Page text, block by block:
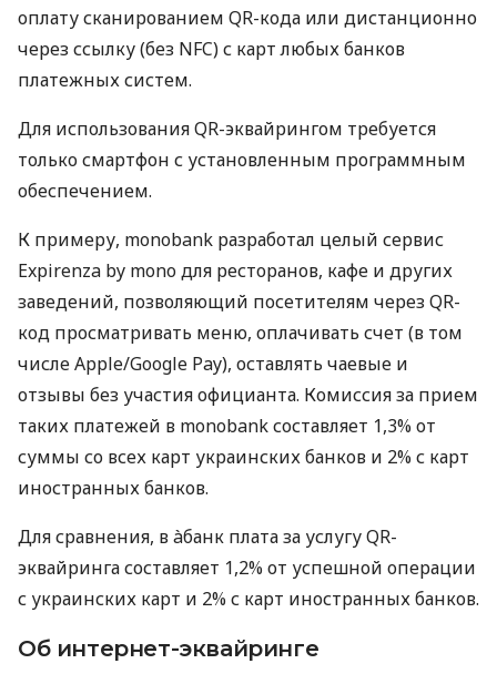
оплату сканированием QR-кода или дистанционно
через ссылку (без NFC) с карт любых банков
платежных систем.
Для использования QR-эквайрингом требуется
только смартфон с установленным программным
обеспечением.
К примеру, monobank разработал целый сервис
Expirenza by mono для ресторанов, кафе и других
заведений, позволяющий посетителям через QR-
код просматривать меню, оплачивать счет (в том
числе Apple/Google Pay), оставлять чаевые и
отзывы без участия официанта. Комиссия за прием
таких платежей в monobank составляет 1,3% от
суммы со всех карт украинских банков и 2% с карт
иностранных банков.
Для сравнения, в àбанк плата за услугу QR-
эквайринга составляет 1,2% от успешной операции
с украинских карт и 2% с карт иностранных банков.
Об интернет-эквайринге